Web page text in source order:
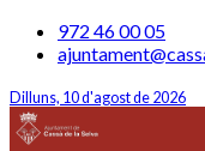
972 46 00 05
Dilluns, 10 d'agost de 2026